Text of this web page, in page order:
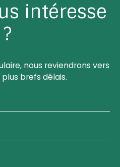
intéresse
?
nous reviendrons vers
brefs délais.